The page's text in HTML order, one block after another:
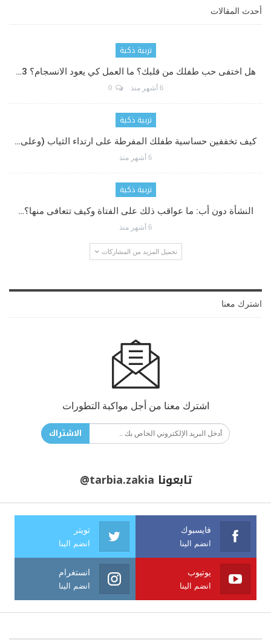
أحدث المقالات
تربية ذكية
هل اختفى حب طفلك من قلبك؟ ما العمل كي يعود الانسجام؟ 3…
6 أشهر منذ 0
تربية ذكية
كيف تخففين حساسية طفلك المفرطة على ارتداء الثياب (وعلى…
6 أشهر منذ
تربية ذكية
النشأة دون أب: ما عواقب ذلك على الفتاة وكيف تتعافى منها؟…
6 أشهر منذ
تحميل المزيد من المشاركات
اشترك معنا
اشترك معنا من أجل مواكبة التطورات
الاشتراك
تابعونا @tarbia.zakia
فايسبوك
انضم الينا
تويتر
انضم الينا
يوتيوب
انضم الينا
انستغرام
انضم الينا